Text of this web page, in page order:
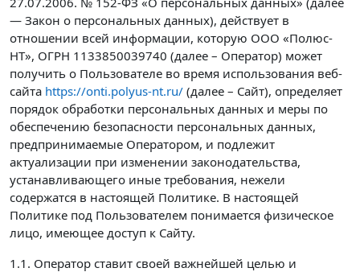
— Закон о персональных данных), действует в
отношении всей информации, которую ООО «Полюс-
НТ», ОГРН 1133850039740 (далее – Оператор) может
получить о Пользователе во время использования веб-
сайта https://onti.polyus-nt.ru/ (далее – Сайт), определяет
порядок обработки персональных данных и меры по
обеспечению безопасности персональных данных,
предпринимаемые Оператором, и подлежит
актуализации при изменении законодательства,
устанавливающего иные требования, нежели
содержатся в настоящей Политике. В настоящей
Политике под Пользователем понимается физическое
лицо, имеющее доступ к Сайту.
1.1. Оператор ставит своей важнейшей целью и